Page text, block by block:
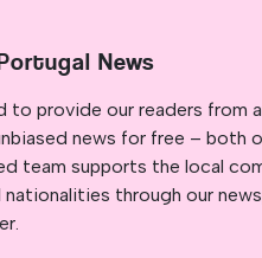
News
to provide our readers from
news for free – both
team supports the local
through our